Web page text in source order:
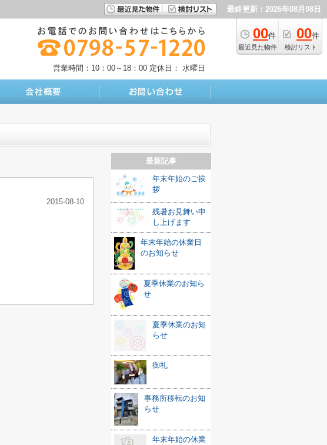
最終更新：2026年08月08日
00件
最近見た物件
00件
検討リスト
営業時間：10：00～18：00 定休日： 水曜日
2015-08-10
最新記事
年末年始のご挨
拶
残暑お見舞い申
し上げます
年末年始の休業日
のお知らせ
夏季休業のお知ら
せ
夏季休業のお知
らせ
御礼
事務所移転のお知
らせ
年末年始の休業